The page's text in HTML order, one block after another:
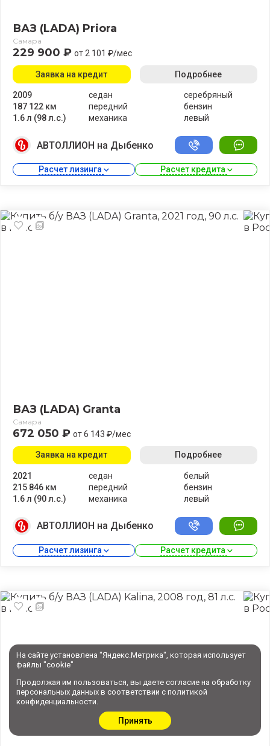
На сайте установлена "Яндекс.Метрика", которая использует
файлы "cookie"
Продолжая им пользоваться, вы даете согласие на обработку
персональных данных в соответствии с политикой
конфиденциальности.
Принять
ВАЗ (LADA) Priora
Самара
229 900 ₽ от 2 101 ₽/мес
2009
187 122 км
1.6 л (98 л.с.)
седан
передний
механика
серебряный
бензин
левый
Заявка на кредит Подробнее
АВТОЛЛИОН на Дыбенко
Расчет лизинга Расчет кредита
ВАЗ (LADA) Granta
Самара
672 050 ₽ от 6 143 ₽/мес
2021
215 846 км
1.6 л (90 л.с.)
седан
передний
механика
белый
бензин
левый
Заявка на кредит Подробнее
АВТОЛЛИОН на Дыбенко
Расчет лизинга Расчет кредита